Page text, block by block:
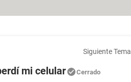
Siguiente Tema
mi celular Cerrado